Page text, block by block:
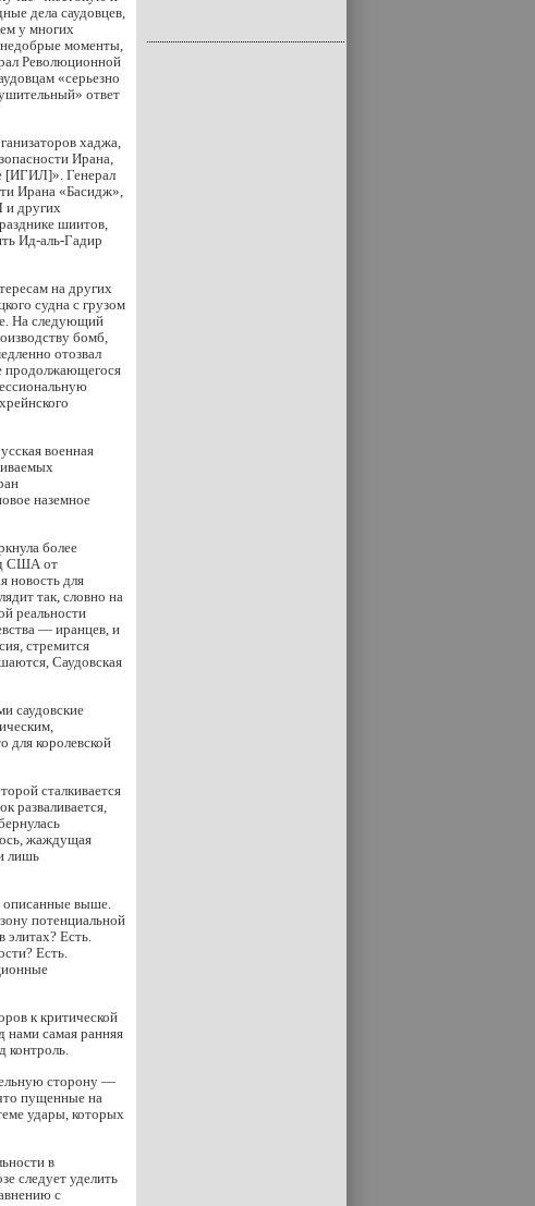
дела саудовцев,
у многих
недобрые моменты,
Революционной
«серьезно
ответ
хаджа,
Ирана,
[ИГИЛ]». Генерал
Ирана «Басидж»,
и других
шиитов,
Ид-аль-Гадир
на других
судна с грузом
На следующий
бомб,
отозвал
продолжающегося
военная
наземное
более
США от
новость для
так, словно на
реальности
— иранцев, и
стремится
Саудовская
саудовские
для королевской
сталкивается
разваливается,
ось, жаждущая
лишь
описанные выше.
потенциальной
элитах? Есть.
Есть.
к критической
нами самая ранняя
контроль.
сторону —
пущенные на
удары, которых
в
следует уделить
с